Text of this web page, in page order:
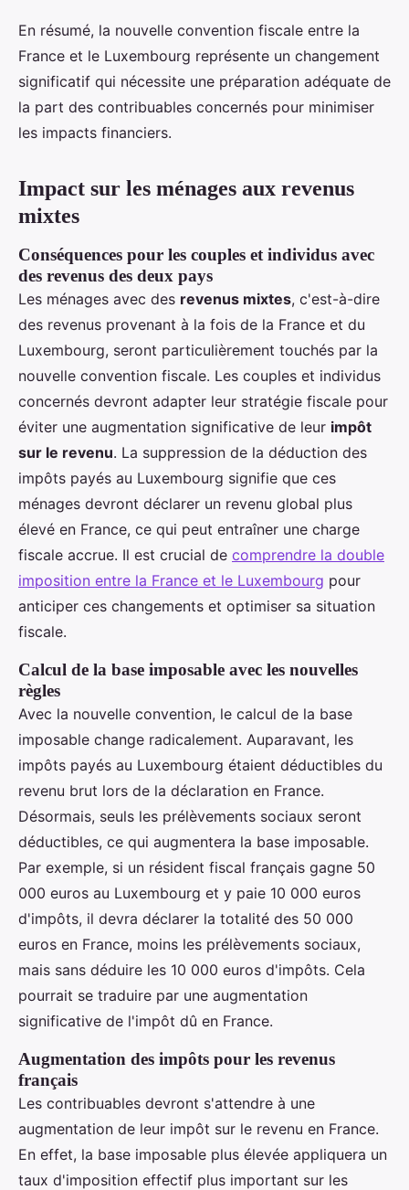
En résumé, la nouvelle convention fiscale entre la
France et le Luxembourg représente un changement
significatif qui nécessite une préparation adéquate de
la part des contribuables concernés pour minimiser
les impacts financiers.
Impact sur les ménages aux revenus
mixtes
Conséquences pour les couples et individus avec
des revenus des deux pays
Les ménages avec des revenus mixtes, c'est-à-dire
des revenus provenant à la fois de la France et du
Luxembourg, seront particulièrement touchés par la
nouvelle convention fiscale. Les couples et individus
concernés devront adapter leur stratégie fiscale pour
éviter une augmentation significative de leur impôt
sur le revenu. La suppression de la déduction des
impôts payés au Luxembourg signifie que ces
ménages devront déclarer un revenu global plus
élevé en France, ce qui peut entraîner une charge
fiscale accrue. Il est crucial de comprendre la double
imposition entre la France et le Luxembourg pour
anticiper ces changements et optimiser sa situation
fiscale.
Calcul de la base imposable avec les nouvelles
règles
Avec la nouvelle convention, le calcul de la base
imposable change radicalement. Auparavant, les
impôts payés au Luxembourg étaient déductibles du
revenu brut lors de la déclaration en France.
Désormais, seuls les prélèvements sociaux seront
déductibles, ce qui augmentera la base imposable.
Par exemple, si un résident fiscal français gagne 50
000 euros au Luxembourg et y paie 10 000 euros
d'impôts, il devra déclarer la totalité des 50 000
euros en France, moins les prélèvements sociaux,
mais sans déduire les 10 000 euros d'impôts. Cela
pourrait se traduire par une augmentation
significative de l'impôt dû en France.
Augmentation des impôts pour les revenus
français
Les contribuables devront s'attendre à une
augmentation de leur impôt sur le revenu en France.
En effet, la base imposable plus élevée appliquera un
taux d'imposition effectif plus important sur les